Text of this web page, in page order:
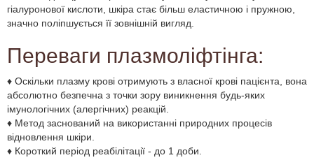
гіалуронової кислоти, шкіра стає більш еластичною і пружною,
значно поліпшується її зовнішній вигляд.
Переваги плазмоліфтінга:
♦ Оскільки плазму крові отримують з власної крові пацієнта, вона
абсолютно безпечна з точки зору виникнення будь-яких
імунологічних (алергічних) реакцій.
♦ Метод заснований на використанні природних процесів
відновлення шкіри.
♦ Короткий період реабілітації - до 1 доби.